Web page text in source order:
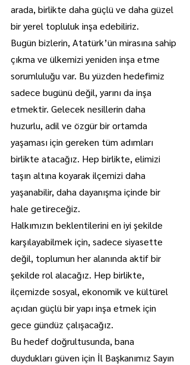
arada, birlikte daha güçlü ve daha güzel
bir yerel topluluk inşa edebiliriz.
Bugün bizlerin, Atatürk’ün mirasına sahip
çıkma ve ülkemizi yeniden inşa etme
sorumluluğu var. Bu yüzden hedefimiz
sadece bugünü değil, yarını da inşa
etmektir. Gelecek nesillerin daha
huzurlu, adil ve özgür bir ortamda
yaşaması için gereken tüm adımları
birlikte atacağız. Hep birlikte, elimizi
taşın altına koyarak ilçemizi daha
yaşanabilir, daha dayanışma içinde bir
hale getireceğiz.
Halkımızın beklentilerini en iyi şekilde
karşılayabilmek için, sadece siyasette
değil, toplumun her alanında aktif bir
şekilde rol alacağız. Hep birlikte,
ilçemizde sosyal, ekonomik ve kültürel
açıdan güçlü bir yapı inşa etmek için
gece gündüz çalışacağız.
Bu hedef doğrultusunda, bana
duydukları güven için İl Başkanımız Sayın